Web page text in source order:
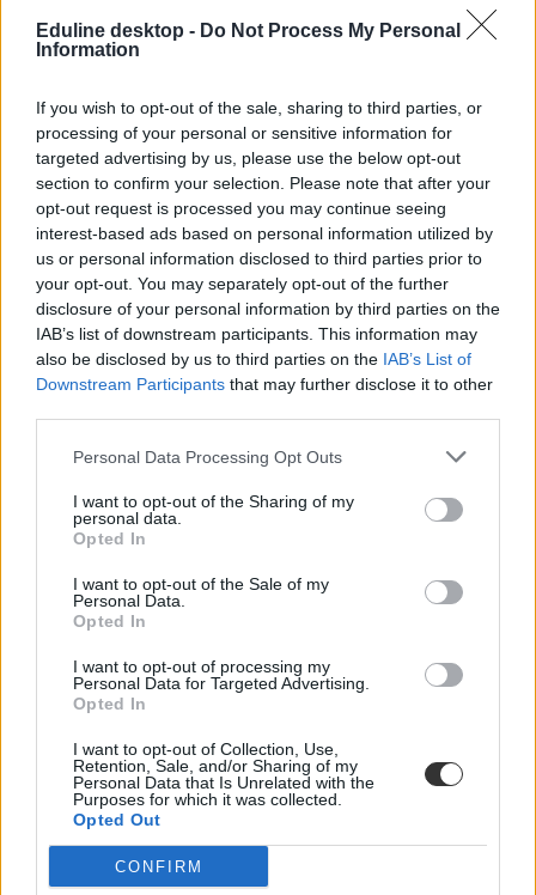
Eduline desktop - Do Not Process My Personal
Information
If you wish to opt-out of the sale, sharing to third parties, or
processing of your personal or sensitive information for
targeted advertising by us, please use the below opt-out
section to confirm your selection. Please note that after your
opt-out request is processed you may continue seeing
interest-based ads based on personal information utilized by
us or personal information disclosed to third parties prior to
your opt-out. You may separately opt-out of the further
disclosure of your personal information by third parties on the
IAB’s list of downstream participants. This information may
also be disclosed by us to third parties on the IAB’s List of
Downstream Participants that may further disclose it to other
Personal Data Processing Opt Outs
I want to opt-out of the Sharing of my
personal data.
Opted In
I want to opt-out of the Sale of my
Personal Data.
Opted In
I want to opt-out of processing my
Personal Data for Targeted Advertising.
Opted In
I want to opt-out of Collection, Use,
Retention, Sale, and/or Sharing of my
Personal Data that Is Unrelated with the
Purposes for which it was collected.
Opted Out
CONFIRM
kifogástalan életviteli ellenőrzés
gyermekvédelem